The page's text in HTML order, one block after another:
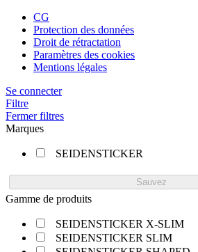
CG
Protection des données
Droit de rétractation
Paramètres des cookies
Mentions légales
Se connecter
Filtre
Fermer filtres
Marques
SEIDENSTICKER
Sauvez
Gamme de produits
SEIDENSTICKER X-SLIM
SEIDENSTICKER SLIM